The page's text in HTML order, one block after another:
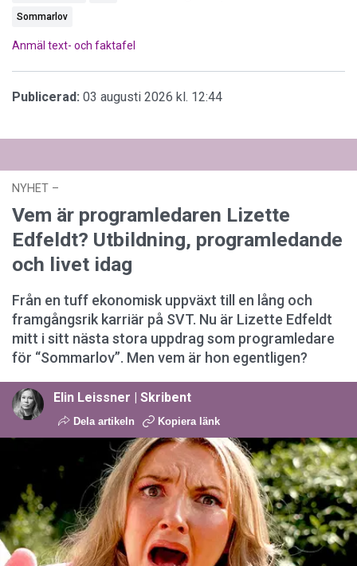
Sommarlov
Anmäl text- och faktafel
Publicerad: 03 augusti 2026 kl. 12:44
NYHET –
Vem är programledaren Lizette
Edfeldt? Utbildning, programledande
och livet idag
Från en tuff ekonomisk uppväxt till en lång och
framgångsrik karriär på SVT. Nu är Lizette Edfeldt
mitt i sitt nästa stora uppdrag som programledare
för “Sommarlov”. Men vem är hon egentligen?
Elin Leissner | Skribent
Dela artikeln Kopiera länk